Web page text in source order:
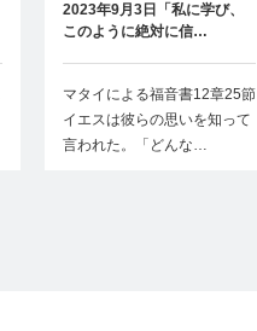
2023年9月3日「私に学び、
このように絶対に信…
マタイによる福音書12章25節
イエスは彼らの思いを知って
言われた。「どんな…